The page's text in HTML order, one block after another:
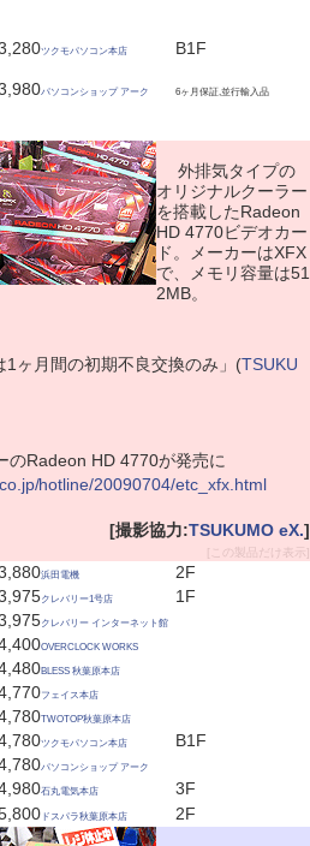
ツクモパソコン本店 B1F
パソコンショップ アーク 6ヶ月保証,並行輸入品
外排気タイプの
オリジナルクーラー
を搭載したRadeon
HD 4770ビデオカー
ド。メーカーはXFX
で、メモリ容量は51
2MB。
ヶ月間の初期不良交換のみ」(TSUKU
のRadeon HD 4770が発売に
hotline/20090704/etc_xfx.html
[撮影協力:TSUKUMO eX.]
[この製品だけ表示]
浜田電機
2F
クレバリー1号店
1F
クレバリー インターネット館
OVERCLOCK WORKS
BLESS 秋葉原本店
フェイス本店
TWOTOP秋葉原本店
ツクモパソコン本店
B1F
パソコンショップ アーク
石丸電気本店
3F
ドスパラ秋葉原本店 2F